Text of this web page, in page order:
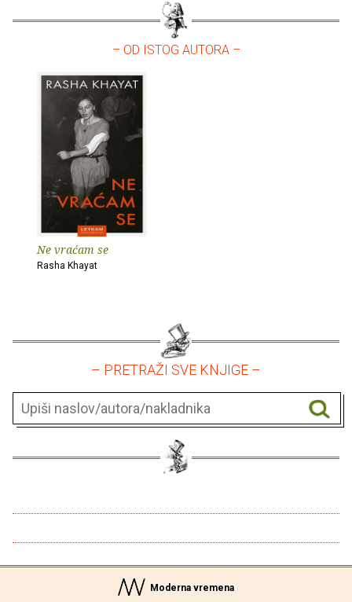
– OD ISTOG AUTORA –
Ne vraćam se
Rasha Khayat
– PRETRAŽI SVE KNJIGE –
Moderna vremena